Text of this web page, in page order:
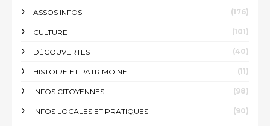
ASSOS INFOS (176)
CULTURE (101)
DÉCOUVERTES (40)
HISTOIRE ET PATRIMOINE (11)
INFOS CITOYENNES (98)
INFOS LOCALES ET PRATIQUES (90)